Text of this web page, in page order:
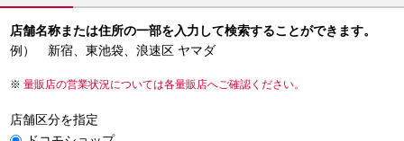
店舗名称または住所の一部を入力して検索することができます。
例） 新宿、東池袋、浪速区 ヤマダ
量販店の営業状況については各量販店へご確認ください。
店舗区分を指定